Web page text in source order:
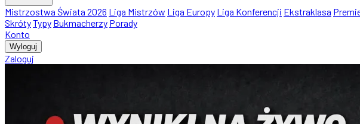
Mistrzostwa Świata 2026 Liga Mistrzów Liga Europy Liga Konferencji Ekstraklasa
SkrótyTypy Bukmacherzy Porady
Konto
Wyloguj
Zaloguj